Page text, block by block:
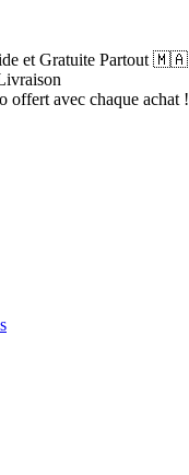
et Gratuite Partout 🇲🇦
offert avec chaque achat !